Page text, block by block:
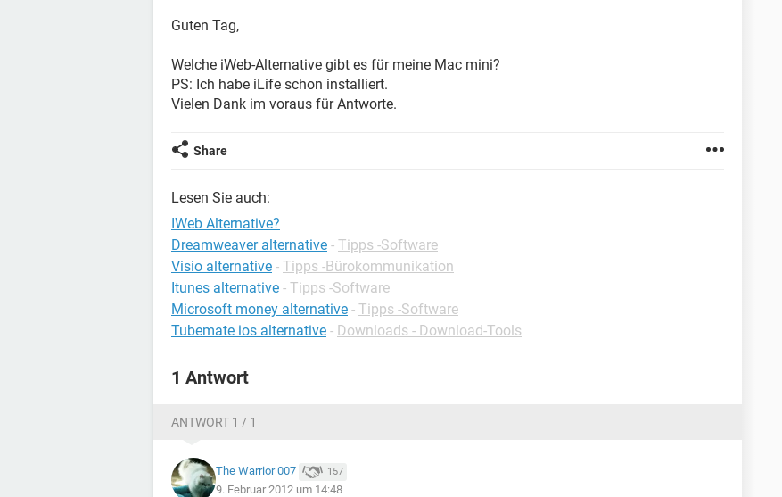
Guten Tag,
Welche iWeb-Alternative gibt es für meine Mac mini?
PS: Ich habe iLife schon installiert.
Vielen Dank im voraus für Antworte.
Share
Lesen Sie auch:
IWeb Alternative?
Dreamweaver alternative - Tipps -Software
Visio alternative - Tipps -Bürokommunikation
Itunes alternative - Tipps -Software
Microsoft money alternative - Tipps -Software
Tubemate ios alternative - Downloads - Download-Tools
1 Antwort
ANTWORT 1 / 1
The Warrior 007 157
9. Februar 2012 um 14:48